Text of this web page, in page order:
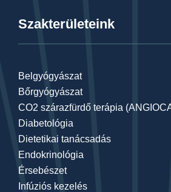
Szakterületeink
Belgyógyászat
Bőrgyógyászat
CO2 szárazfürdő terápia
Diabetológia
Dietetikai tanácsadás
Endokrinológia
Érsebészet
Infúziós kezelés